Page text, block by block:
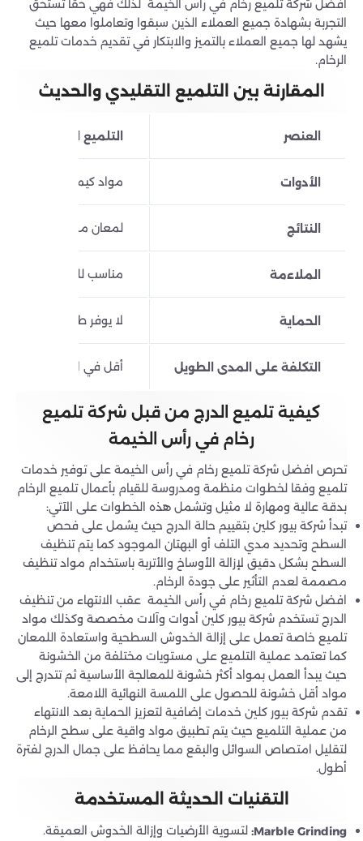
افضل شركة تلميع رخام في رأس الخيمة لذلك فهي حقا تستحق
التجربة بشهادة جميع العملاء الذين سبقوا وتعاملوا معها حيث
يشهد لها جميع العملاء بالتميز والابتكار في تقديم خدمات تلميع
الرخام.
المقارنة بين التلميع التقليدي والحديث
العنصر التلميع التقليدي
الأدوات مواد كيميائية وأدوات
النتائج لمعان مؤقت يحتاج
الملاءمة مناسب للمساحات
الحماية لا يوفر طبقة عازلة
التكلفة على المدى الطويل أقل في البداية لكن
كيفية تلميع الدرج من قبل شركة تلميع
رخام في رأس الخيمة
تحرص افضل شركة تلميع رخام في رأس الخيمة على توفير خدمات
تلميع وفقا لخطوات منظمة ومدروسة للقيام بأعمال تلميع الرخام
بدقة عالية ومهارة لا مثيل وتشمل هذه الخطوات على الآتي:
تبدأ شركة بيور كلين بتقييم حالة الدرج حيث يشمل على فحص
السطح وتحديد مدي التلف أو البهتان الموجود كما يتم تنظيف
السطح بشكل دقيق لإزالة الأوساخ والأتربة باستخدام مواد تنظيف
مصممة لعدم التأثير على جودة الرخام.
افضل شركة تلميع رخام في رأس الخيمة عقب الانتهاء من تنظيف
الدرج تستخدم شركة بيور كلين أدوات وآلات مخصصة وكذلك مواد
تلميع خاصة تعمل على إزالة الخدوش السطحية واستعادة اللمعان
كما تعتمد عملية التلميع على مستويات مختلفة من الخشونة
حيث يبدأ العمل بمواد أكثر خشونة للمعالجة الأساسية ثم تتدرج إلى
مواد أقل خشونة للحصول على اللمسة النهائية اللامعة.
تقدم شركة بيور كلين خدمات إضافية لتعزيز الحماية بعد الانتهاء
من عملية التلميع حيث يتم تطبيق مواد واقية على سطح الرخام
لتقليل امتصاص السوائل والبقع مما يحافظ على جمال الدرج لفترة
أطول.
التقنيات الحديثة المستخدمة
Marble Grinding: لتسوية الأرضيات وإزالة الخدوش العميقة.